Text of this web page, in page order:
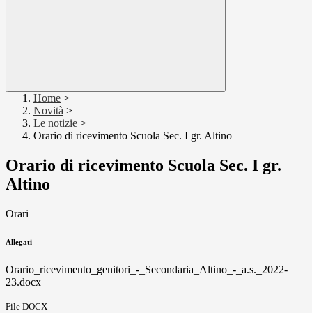
Home >
Novità >
Le notizie >
Orario di ricevimento Scuola Sec. I gr. Altino
Orario di ricevimento Scuola Sec. I gr.
Altino
Orari
Allegati
Orario_ricevimento_genitori_-_Secondaria_Altino_-_a.s._2022-
23.docx
File DOCX